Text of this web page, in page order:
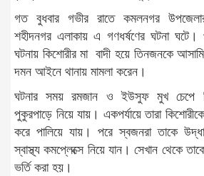
গত বুধবার গভীর রাতে কমলনগর
শহীদনগর এলাকায় এ গণধর্ষণের ঘটনা ঘটে।
ঘটনায় কিশোরীর মা বাদী হয়ে তিনজনকে
দমন আইনে থানায় মামলা করেন।
ঘটনার সময় রমজান ও ইউসুফ মুখ চেপে
পুকুরপাড়ে নিয়ে যায়। একপর্যায়ে তারা
করে পালিয়ে যায়। পরে স্বজনরা তাকে
স্বাস্থ্য কমপ্লেক্সে নিয়ে যান। সেখান থেকে
ভর্তি করা হয়।